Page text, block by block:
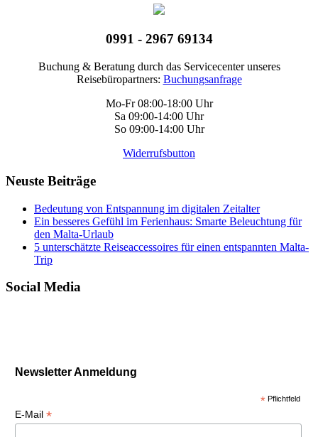
0991 - 2967 69134
Buchung & Beratung durch das Servicecenter unseres
Reisebüropartners: Buchungsanfrage
Mo-Fr 08:00-18:00 Uhr
Sa 09:00-14:00 Uhr
So 09:00-14:00 Uhr
Widerrufsbutton
Neuste Beiträge
Bedeutung von Entspannung im digitalen Zeitalter
Ein besseres Gefühl im Ferienhaus: Smarte Beleuchtung für
den Malta-Urlaub
5 unterschätzte Reiseaccessoires für einen entspannten Malta-
Trip
Social Media
Newsletter Anmeldung
* Pflichtfeld
E-Mail *